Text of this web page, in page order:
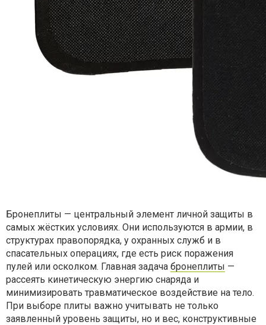
Бронеплиты — центральный элемент личной защиты в
самых жёстких условиях. Они используются в армии, в
структурах правопорядка, у охранных служб и в
спасательных операциях, где есть риск поражения
пулей или осколком. Главная задача бронеплиты —
рассеять кинетическую энергию снаряда и
минимизировать травматическое воздействие на тело.
При выборе плиты важно учитывать не только
заявленный уровень защиты, но и вес, конструктивные